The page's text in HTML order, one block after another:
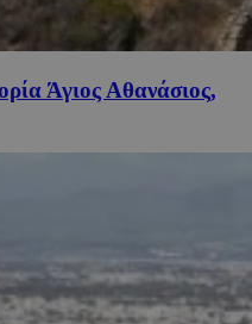
Άγιος Αθανάσιος,